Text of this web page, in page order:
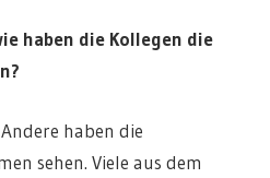
haben die Kollegen die
haben die
sehen. Viele aus dem